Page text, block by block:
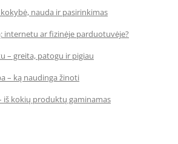
nauda ir pasirinkimas
internetu ar fizinėje parduotuvėje?
– greita, patogu ir pigiau
– ką naudinga žinoti
iš kokių produktų gaminamas